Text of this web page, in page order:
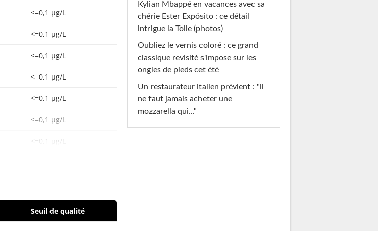
<=0,1 µg/L
<=0,1 µg/L
<=0,1 µg/L
<=0,1 µg/L
<=0,1 µg/L
<=0,1 µg/L
<=0,1 µg/L
Seuil de qualité
Kylian Mbappé en vacances avec sa
chérie Ester Expósito : ce détail
intrigue la Toile (photos)
Oubliez le vernis coloré : ce grand
classique revisité s'impose sur les
ongles de pieds cet été
Un restaurateur italien prévient : "il
ne faut jamais acheter une
mozzarella qui..."